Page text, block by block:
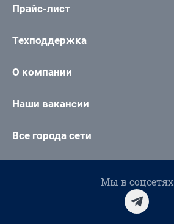
Прайс-лист
Техподдержка
О компании
Наши вакансии
Все города сети
Мы в соцсетях